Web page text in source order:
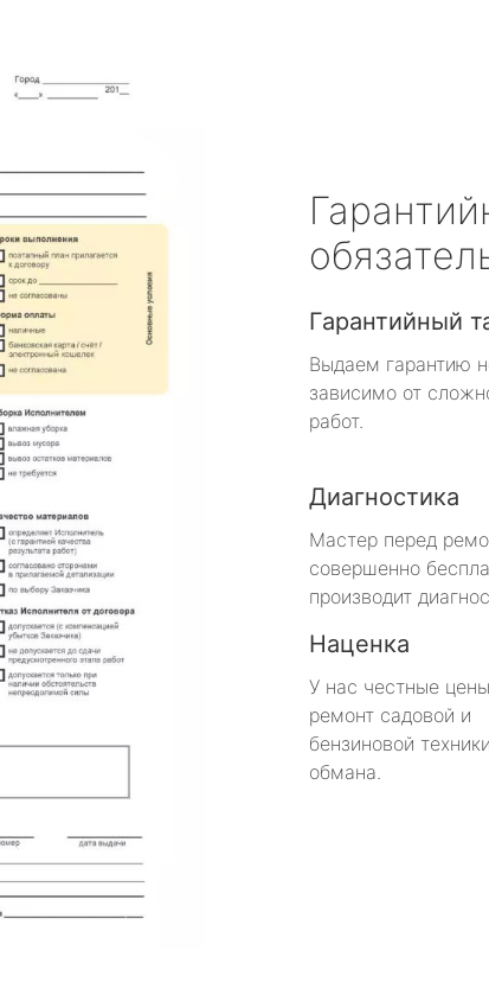
Гарантийный
Выдаем гарантию
зависимо от
работ.
Диагностика
Мастер перед
совершенно
производит
Наценка
У нас честные
ремонт садовой и
бензиновой
обмана.